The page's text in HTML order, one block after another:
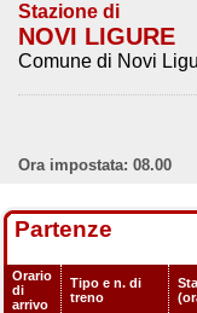
Stazione di
NOVI LIGURE
Comune di Novi
Ora impostata: 08.00
Partenze
Orario
di
arrivo
Tipo e n. di
treno